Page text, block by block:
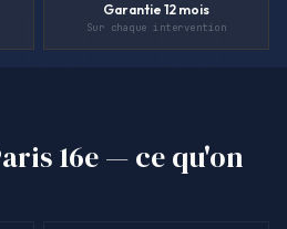
Garantie 12 mois
Sur chaque intervention
16e — ce qu'on